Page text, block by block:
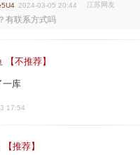
2024-03-05 20:44 江苏网友
有联系方式吗
【不推荐】
一库
17:54
【推荐】